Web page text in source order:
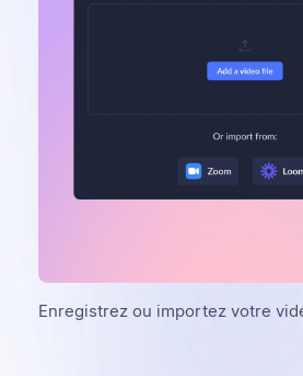
Enregistrez ou importez votre